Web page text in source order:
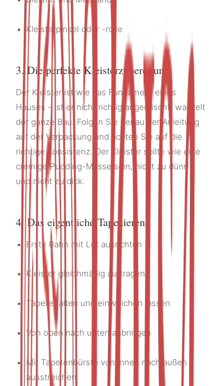
Kleisterpinsel oder -rolle
3. Die perfekte Kleisterzubereitung
Der Kleister ist wie das Fundament eines
Hauses - ist er nicht richtig angemischt, wackelt
der ganze Bau. Folgen Sie genau der Anleitung
auf der Verpackung und achten Sie auf die
richtige Konsistenz. Der Kleister sollte wie eine
cremige Pudding-Masse sein, nicht zu dünn
und nicht zu dick.
4. Das eigentliche Tapezieren
Erste Bahn mit Lot ausrichten
Kleister gleichmäßig auftragen
Tapete falten und einweichen lassen
Von oben nach unten anbringen
Mit Tapetenbürste von innen nach außen
ausstreichen